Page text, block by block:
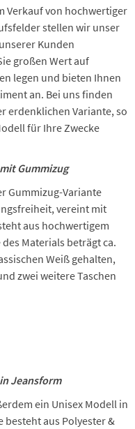
Verkauf von hochwertiger
stellen wir unser
Kunden
großen Wert auf
legen und bieten Ihnen
an. Bei uns finden
erdenklichen Variante, so
für Ihre Zwecke
Gummizug
Gummizug-Variante
vereint mit
aus hochwertigem
Materials beträgt ca.
Weiß gehalten,
zwei weitere Taschen
Jeansform
ein Unisex Modell in
besteht aus Polyester &